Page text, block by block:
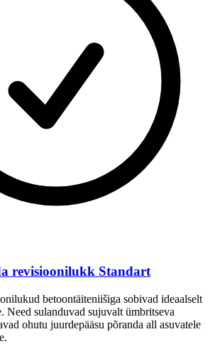
revisioonilukk Standart
betoontäiteniišiga sobivad ideaalselt
Need sulanduvad sujuvalt ümbritseva
ohutu juurdepääsu põranda all asuvatele